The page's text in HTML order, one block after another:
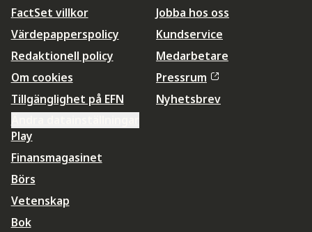
FactSet villkor
Värdepapperspolicy
Redaktionell policy
Om cookies
Tillgänglighet på EFN
Jobba hos oss
Kundservice
Medarbetare
Pressrum
Nyhetsbrev
Play
Finansmagasinet
Börs
Vetenskap
Bok